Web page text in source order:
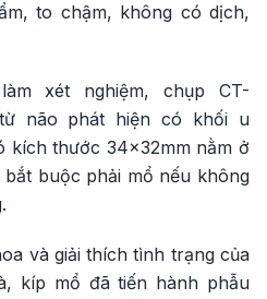
to chậm, không có dịch,
xét nghiệm, chụp CT-
não phát hiện có khối u
kích thước 34x32mm nằm ở
buộc phải mổ nếu không
và giải thích tình trạng của
kíp mổ đã tiến hành phẫu